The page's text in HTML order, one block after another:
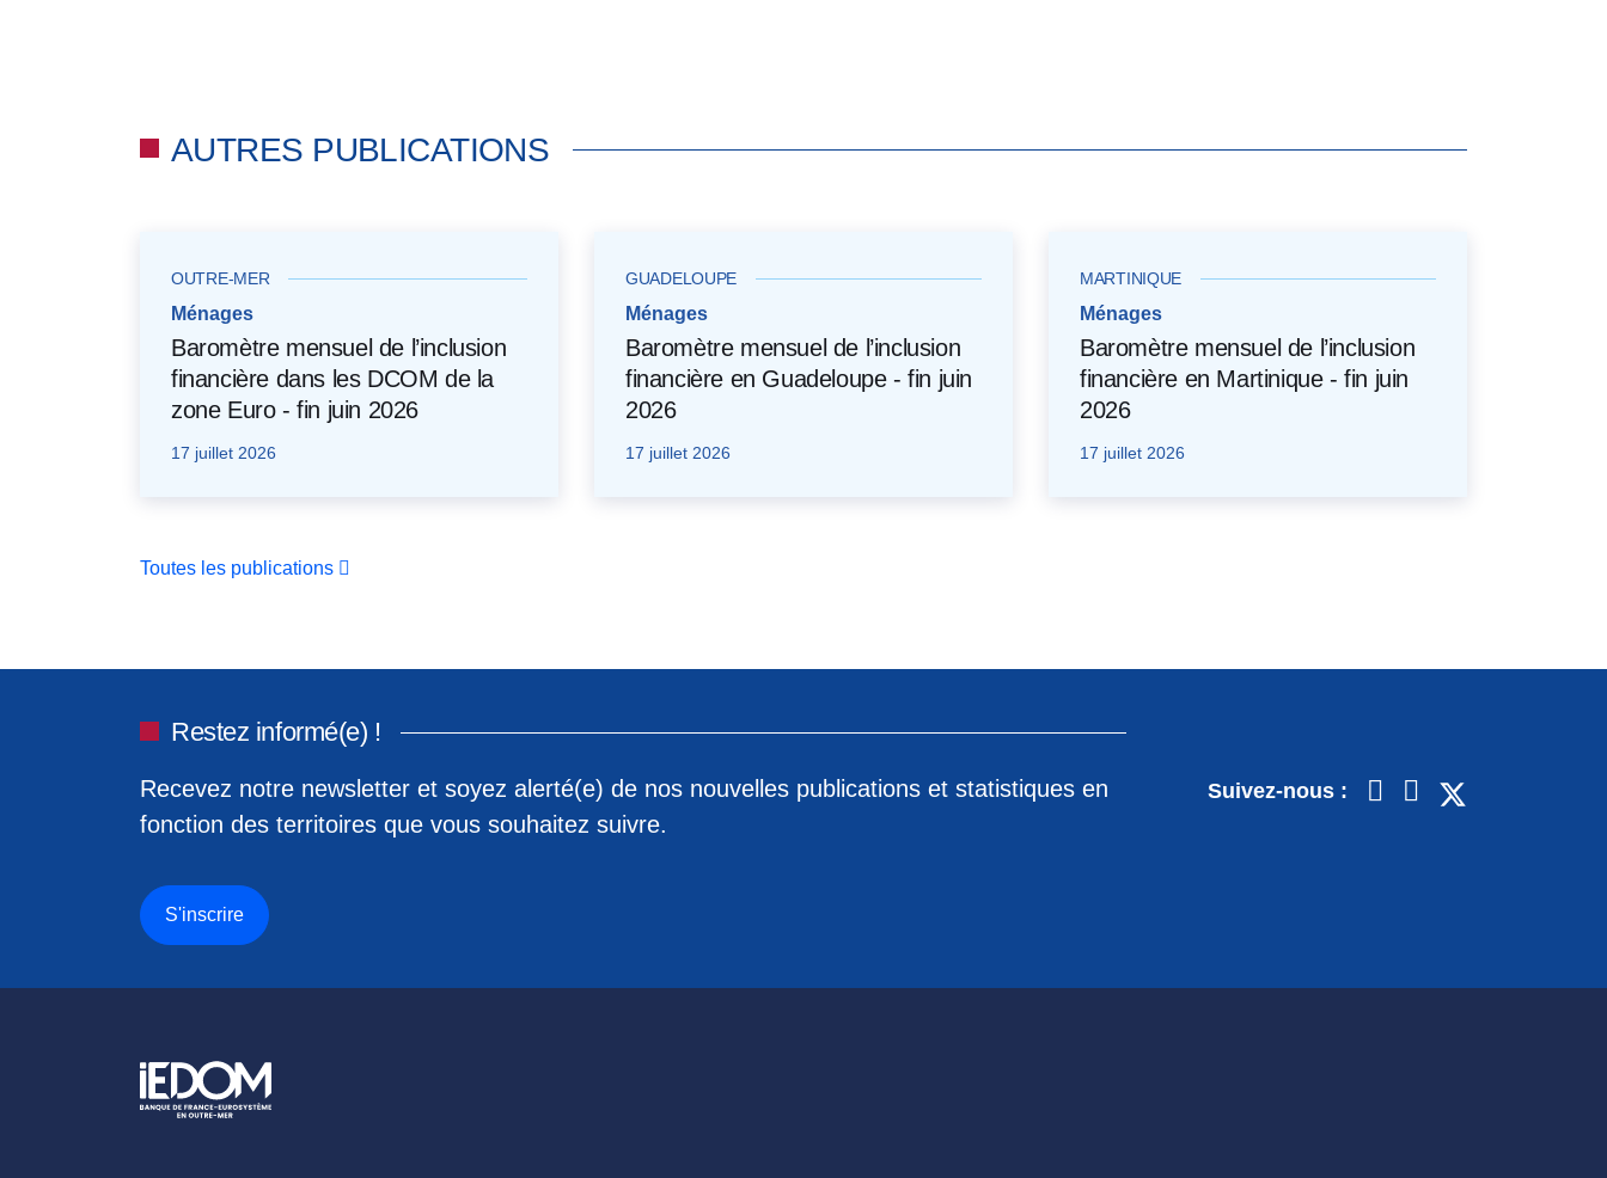
AUTRES PUBLICATIONS
OUTRE-MER
Ménages
Baromètre mensuel de l’inclusion
financière dans les DCOM de la
zone Euro - fin juin 2026
17 juillet 2026
GUADELOUPE
Ménages
Baromètre mensuel de l’inclusion
financière en Guadeloupe - fin juin
2026
17 juillet 2026
MARTINIQUE
Ménages
Baromètre mensuel de l’inclusion
financière en Martinique - fin juin
2026
17 juillet 2026
Toutes les publications
Restez informé(e) !
Recevez notre newsletter et soyez alerté(e) de nos nouvelles publications et statistiques en
fonction des territoires que vous souhaitez suivre.
S'inscrire
Suivez-nous :